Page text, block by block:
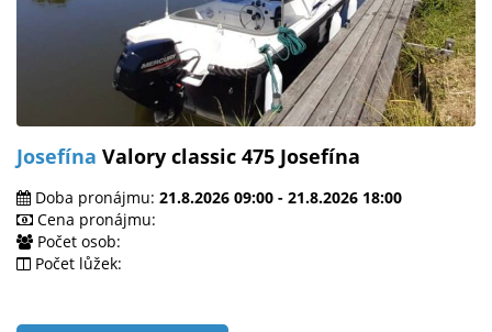
Josefína Valory classic 475 Josefína
Doba pronájmu: 21.8.2026 09:00 - 21.8.2026 18:00
Cena pronájmu:
Počet osob:
Počet lůžek: